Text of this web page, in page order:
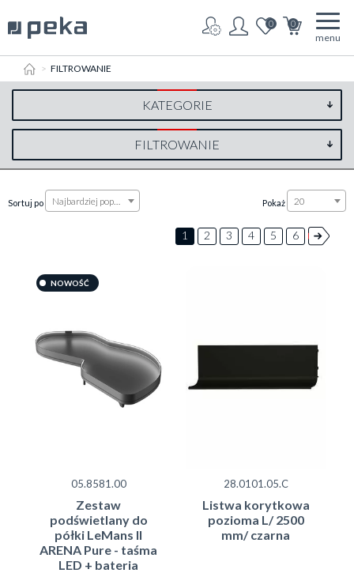
0 0
menu
HOMEFILTROWANIE
KATEGORIE
FILTROWANIE
Sortuj po Najbardziej popularne Pokaż 20
1 2 3 4 5 6
NOWOŚĆ
05.8581.00
Zestaw
podświetlany do
półki LeMans II
ARENA Pure - taśma
LED + bateria
28.0101.05.C
Listwa korytkowa
pozioma L/ 2500
mm/ czarna